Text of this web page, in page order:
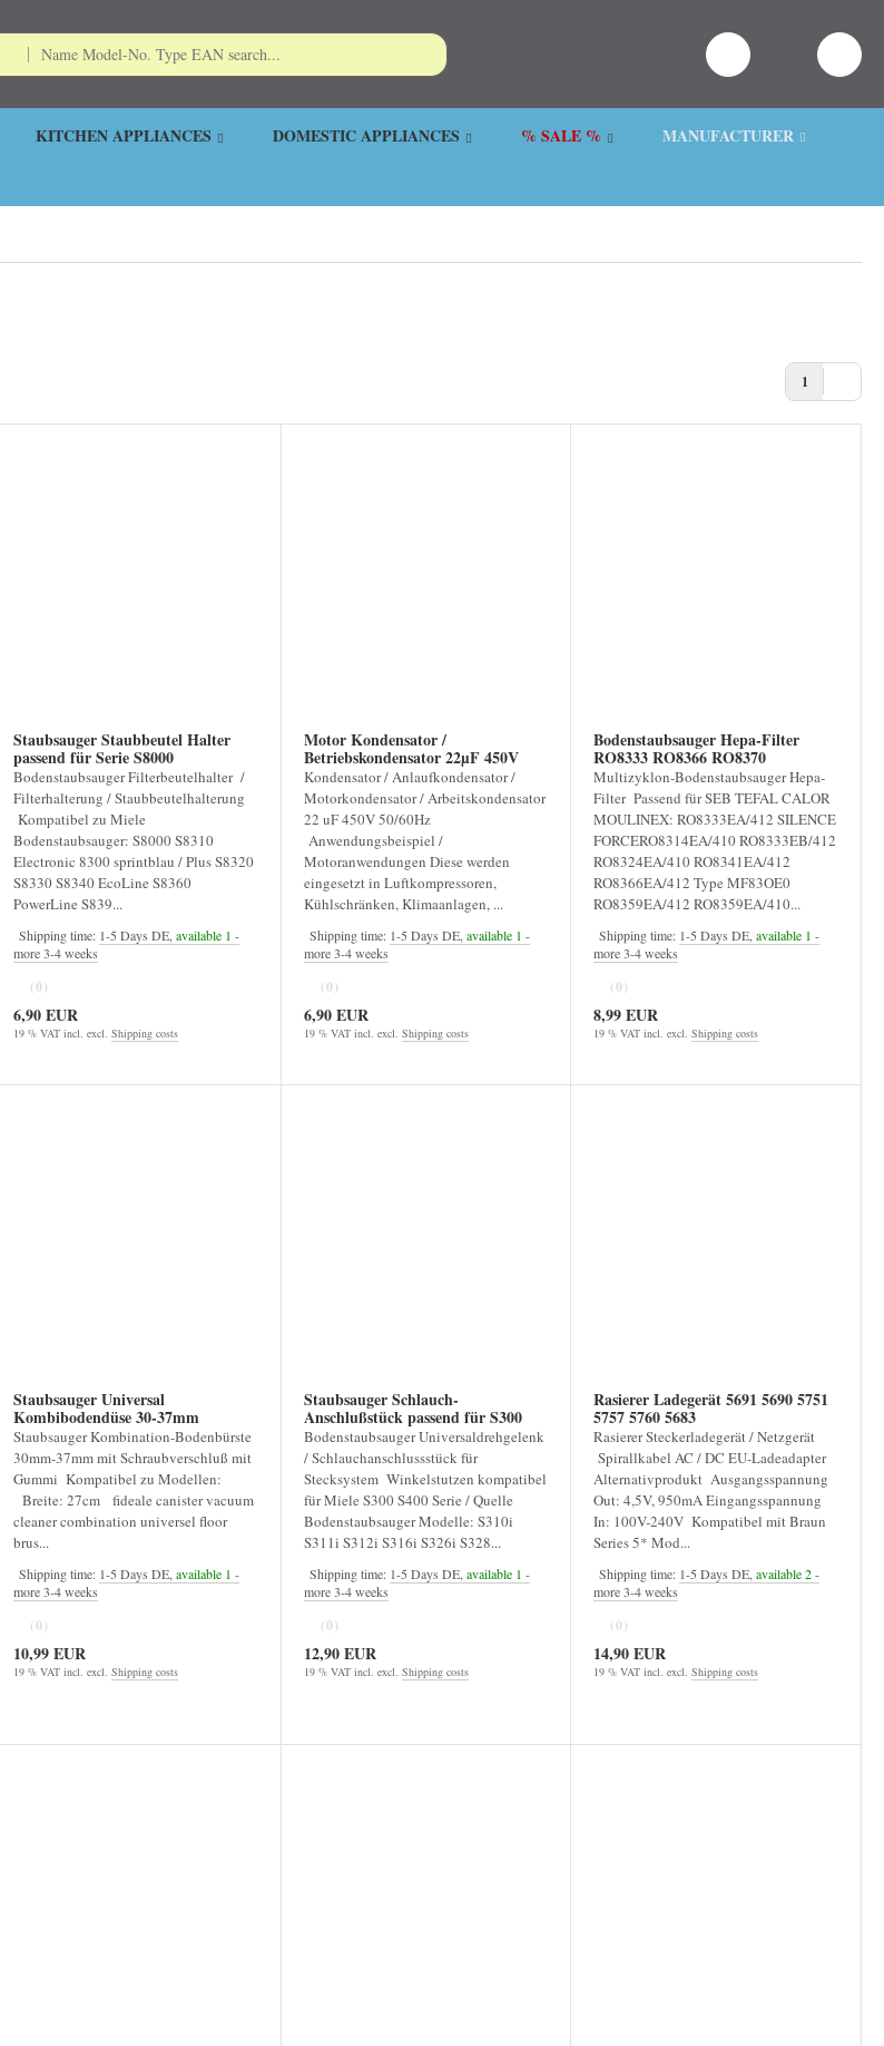
KITCHEN APPLIANCES DOMESTIC APPLIANCES % SALE %
MANUFACTURER
1
Staubsauger Staubbeutel Halter
passend für Serie S8000
Bodenstaubsauger Filterbeutelhalter /
Filterhalterung / Staubbeutelhalterung
Kompatibel zu Miele
Bodenstaubsauger: S8000 S8310
Electronic 8300 sprintblau / Plus S8320
S8330 S8340 EcoLine S8360
PowerLine S839...
Shipping time: 1-5 Days DE,available 1 -
more 3-4 weeks
(0)
6,90 EUR
19 % VAT incl. excl.Shipping costs
Motor Kondensator /
Betriebskondensator 22µF 450V
Kondensator / Anlaufkondensator /
Motorkondensator / Arbeitskondensator
22 uF 450V 50/60Hz
Anwendungsbeispiel /
Motoranwendungen Diese werden
eingesetzt in Luftkompressoren,
Kühlschränken, Klimaanlagen, ...
Shipping time: 1-5 Days DE, available 1 -
more 3-4 weeks
(0)
6,90 EUR
19 % VAT incl. excl. Shipping costs
Bodenstaubsauger Hepa-Filter
RO8333 RO8366 RO8370
Multizyklon-Bodenstaubsauger Hepa-
Filter Passend für SEB TEFAL CALOR
MOULINEX: RO8333EA/412 SILENCE
FORCERO8314EA/410 RO8333EB/412
RO8324EA/410 RO8341EA/412
RO8366EA/412 Type MF83OE0
RO8359EA/412 RO8359EA/410...
Shipping time: 1-5 Days DE,available 1 -
more 3-4 weeks
(0)
8,99 EUR
19 % VAT incl. excl.Shipping costs
Staubsauger Universal
Kombibodendüse 30-37mm
Staubsauger Kombination-Bodenbürste
30mm-37mm mit Schraubverschluß mit
Gummi Kompatibel zu Modellen:
Breite: 27cm fideale canister vacuum
cleaner combination universel floor
brus...
Shipping time: 1-5 Days DE,available 1 -
more 3-4 weeks
(0)
10,99 EUR
19 % VAT incl. excl.Shipping costs
Staubsauger Schlauch-
Anschlußstück passend für S300
S400
Bodenstaubsauger Universaldrehgelenk
/ Schlauchanschlussstück für
Stecksystem Winkelstutzen kompatibel
für Miele S300 S400 Serie / Quelle
Bodenstaubsauger Modelle: S310i
S311i S312i S316i S326i S328...
Shipping time: 1-5 Days DE, available 1 -
more 3-4 weeks
(0)
12,90 EUR
19 % VAT incl. excl. Shipping costs
Rasierer Ladegerät 5691 5690 5751
5757 5760 5683
Rasierer Steckerladegerät / Netzgerät
Spirallkabel AC / DC EU-Ladeadapter
Alternativprodukt Ausgangsspannung
Out: 4,5V, 950mA Eingangsspannung
In: 100V-240V Kompatibel mit Braun
Series 5* Mod...
Shipping time: 1-5 Days DE,available 2-
more 3-4 weeks
(0)
14,90 EUR
19 % VAT incl. excl.Shipping costs